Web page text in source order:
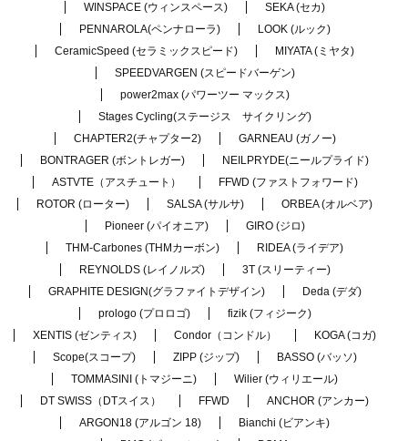
WINSPACE (ウィンスペース)
SEKA (セカ)
PENNAROLA(ペンナローラ)
LOOK (ルック)
CeramicSpeed (セラミックスピード)
MIYATA (ミヤタ)
SPEEDVARGEN (スピードバーゲン)
power2max (パワーツー マックス)
Stages Cycling(ステージス サイクリング)
CHAPTER2(チャプター2)
GARNEAU (ガノー)
BONTRAGER (ボントレガー)
NEILPRYDE(ニールプライド)
ASTVTE（アスチュート）
FFWD (ファストフォワード)
ROTOR (ローター)
SALSA (サルサ)
ORBEA (オルベア)
Pioneer (パイオニア)
GIRO (ジロ)
THM-Carbones (THMカーボン)
RIDEA (ライデア)
REYNOLDS (レイノルズ)
3T (スリーティー)
GRAPHITE DESIGN(グラファイトデザイン)
Deda (デダ)
prologo (プロロゴ)
fizik (フィジーク)
XENTIS (ゼンティス)
Condor（コンドル）
KOGA (コガ)
Scope(スコープ)
ZIPP (ジップ)
BASSO (バッソ)
TOMMASINI (トマジーニ)
Wilier (ウィリエール)
DT SWISS（DTスイス）
FFWD
ANCHOR (アンカー)
ARGON18 (アルゴン 18)
Bianchi (ビアンキ)